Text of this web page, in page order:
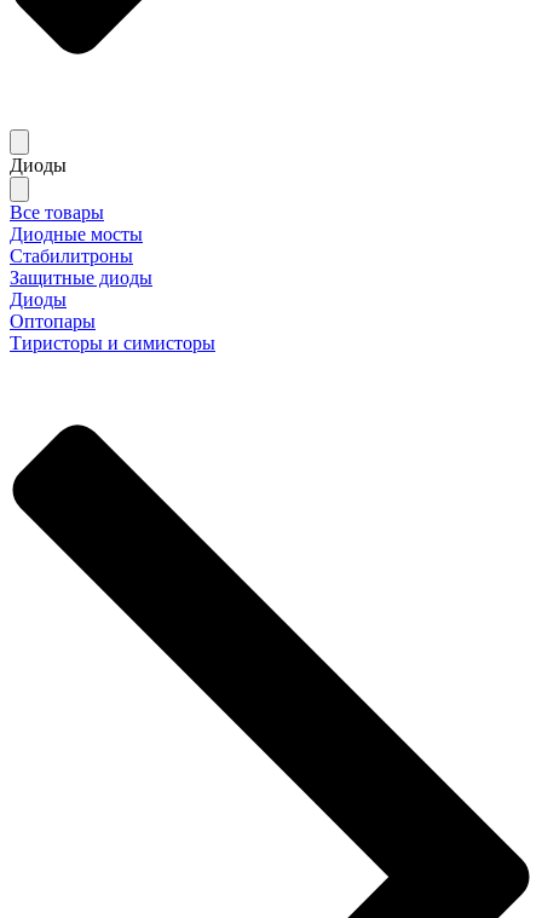
Диоды
Все товары
Диодные мосты
Стабилитроны
Защитные диоды
Диоды
Оптопары
Тиристоры и симисторы